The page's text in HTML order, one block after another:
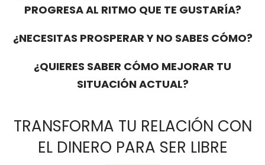
PROGRESA AL RITMO QUE TE GUSTARÍA?
¿NECESITAS PROSPERAR Y NO SABES CÓMO?
¿QUIERES SABER CÓMO MEJORAR TU
SITUACIÓN ACTUAL?
TRANSFORMA TU RELACIÓN CON
EL DINERO PARA SER LIBRE